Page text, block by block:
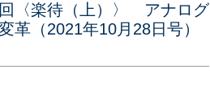
回〈楽待（上）〉 アナログ
革（2021年10月28日号）